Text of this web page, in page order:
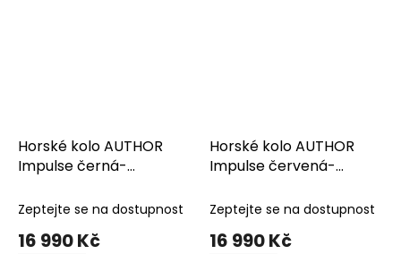
Horské kolo AUTHOR
Impulse černá-
Zeptejte se na dostupnost
16 990 Kč
Horské kolo AUTHOR
Impulse červená-
Zeptejte se na dostupnost
16 990 Kč